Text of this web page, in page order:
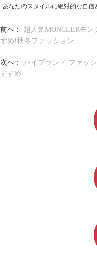
あなたのスタイルに絶対的な自信
前へ：
超人気MONCLERモ
すめ!秋冬ファッション
次へ：
ハイブランド ファッ
すすめ